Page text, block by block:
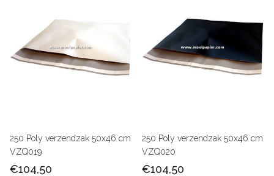
250 Poly verzendzak 50x46 cm
VZQ019
€104,50
250 Poly verzendzak 50x46 cm
VZQ020
€104,50